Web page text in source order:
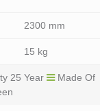
2300 mm
15 kg
25 Year
Made Of